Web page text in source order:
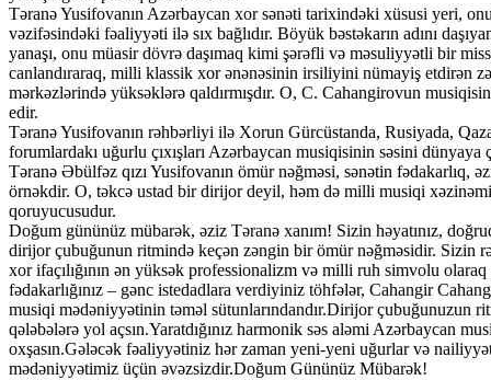
Təranə Yusifovanın Azərbaycan xor sənəti tarixindəki xüsusi yeri,
vəzifəsindəki fəaliyyəti ilə sıx bağlıdır. Böyük bəstəkarın adını
yanaşı, onu müasir dövrə daşımaq kimi şərəfli və məsuliyyətli bir
canlandıraraq, milli klassik xor ənənəsinin irsiliyini nümayiş etdirən
mərkəzlərində yüksəklərə qaldırmışdır. O, C. Cahangirovun
edir.
Təranə Yusifovanın rəhbərliyi ilə Xorun Gürcüstanda, Rusiyada,
forumlardakı uğurlu çıxışları Azərbaycan musiqisinin səsini dünyaya
Təranə Əbülfəz qızı Yusifovanın ömür nəğməsi, sənətin fədakarlıq,
örnəkdir. O, təkcə ustad bir dirijor deyil, həm də milli musiqi
qoruyucusudur.
Doğum gününüz mübarək, əziz Təranə xanım! Sizin həyatınız,
dirijor çubuğunun ritmində keçən zəngin bir ömür nəğməsidir. Sizin
xor ifaçılığının ən yüksək professionalizm və milli ruh simvolu
fədakarlığınız – gənc istedadlara verdiyiniz töhfələr, Cahangir
musiqi mədəniyyətinin təməl sütunlarındandır.Dirijor çubuğunuzun
qələbələrə yol açsın.Yaratdığınız harmonik səs aləmi Azərbaycan
oxşasın.Gələcək fəaliyyətiniz hər zaman yeni-yeni uğurlar və
mədəniyyətimiz üçün əvəzsizdir.Doğum Gününüz Mübarək!